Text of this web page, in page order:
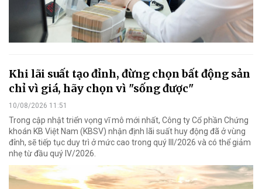
Khi lãi suất tạo đỉnh, đừng chọn bất động sản
chỉ vì giá, hãy chọn vì "sống được"
10/08/2026 11:51
Trong cập nhật triển vọng vĩ mô mới nhất, Công ty Cổ phần Chứng
khoán KB Việt Nam (KBSV) nhận định lãi suất huy động đã ở vùng
đỉnh, sẽ tiếp tục duy trì ở mức cao trong quý III/2026 và có thể giảm
nhẹ từ đầu quý IV/2026.